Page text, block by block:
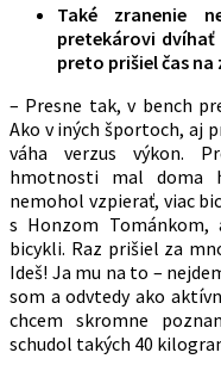
Také zranenie
pretekárovi
preto prišiel čas
– Presne tak, v bench
Ako v iných športoch, aj
váha verzus výkon.
hmotnosti mal doma
nemohol vzpierať, viac
s Honzom Tománkom,
bicykli. Raz prišiel za
Ideš! Ja mu na to –
som a odvtedy ako
chcem skromne
schudol takých 40